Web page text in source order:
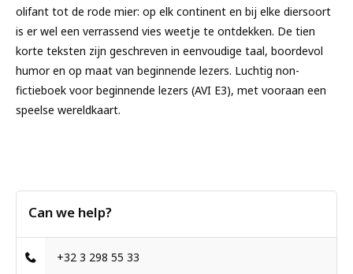
olifant tot de rode mier: op elk continent en bij elke diersoort
is er wel een verrassend vies weetje te ontdekken. De tien
korte teksten zijn geschreven in eenvoudige taal, boordevol
humor en op maat van beginnende lezers. Luchtig non-
fictieboek voor beginnende lezers (AVI E3), met vooraan een
speelse wereldkaart.
Can we help?
+32 3 298 55 33